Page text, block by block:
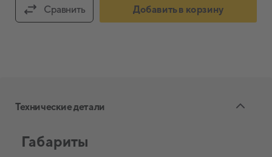
Сравнить Добавить в корзину
Технические детали
Габариты